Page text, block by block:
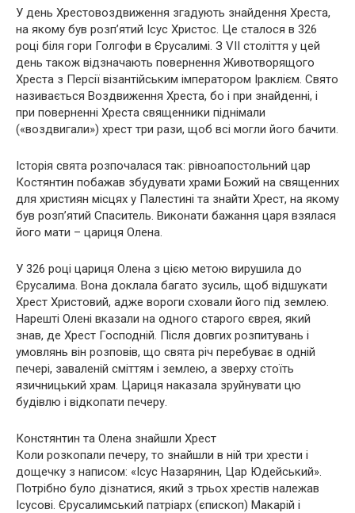
У день Хрестовоздвиження згадують знайдення Хреста,
на якому був розп’ятий Ісус Христос. Це сталося в 326
році біля гори Голгофи в Єрусалимі. З VII століття у цей
день ​​також відзначають повернення Животворящого
Хреста з Персії візантійським імператором Іраклієм. Свято
називається Воздвиження Хреста, бо і при знайденні, і
при поверненні Хреста священники піднімали
(«воздвигали») хрест три рази, щоб всі могли його бачити.
Історія свята розпочалася так: рівноапостольний цар
Костянтин побажав збудувати храми Божий на священних
для християн місцях у Палестині та знайти Хрест, на якому
був розп’ятий Спаситель. Виконати бажання царя взялася
його мати – цариця Олена.
У 326 році цариця Олена з цією метою вирушила до
Єрусалима. Вона доклала багато зусиль, щоб відшукати
Хрест Христовий, адже вороги сховали його під землею.
Нарешті Олені вказали на одного старого єврея, який
знав, де Хрест Господній. Після довгих розпитувань і
умовлянь він розповів, що свята річ перебуває в одній
печері, заваленій сміттям і землею, а зверху стоїть
язичницький храм. Цариця наказала зруйнувати цю
будівлю і відкопати печеру.
Констянтин та Олена знайшли Хрест
Коли розкопали печеру, то знайшли в ній три хрести і
дощечку з написом: «Ісус Назарянин, Цар Юдейський».
Потрібно було дізнатися, який з трьох хрестів належав
Ісусові. Єрусалимський патріарх (єпископ) Макарій і